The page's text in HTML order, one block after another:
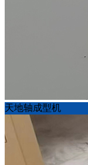
天地轴成型机